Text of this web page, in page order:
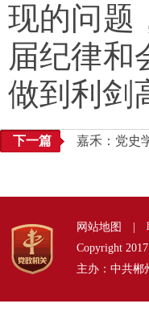
现的问题
届纪律和
做到利剑
下一篇 嘉禾：党史
网站地图
Copyright
主办：中共郴